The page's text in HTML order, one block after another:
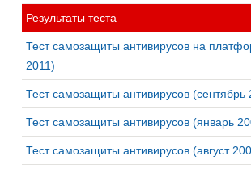
Результаты теста
Тест самозащиты антивирусов на
2011)
Тест самозащиты антивирусов (сентябрь
Тест самозащиты антивирусов (январь
Тест самозащиты антивирусов (август